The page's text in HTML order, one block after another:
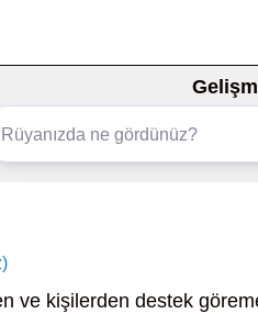
ve kişilerden destek